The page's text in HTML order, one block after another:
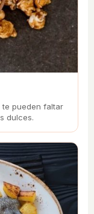
te pueden faltar
dulces.